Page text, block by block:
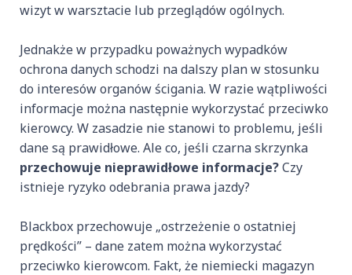
wizyt w warsztacie lub przeglądów ogólnych.
Jednakże w przypadku poważnych wypadków
ochrona danych schodzi na dalszy plan w stosunku
do interesów organów ścigania. W razie wątpliwości
informacje można następnie wykorzystać przeciwko
kierowcy. W zasadzie nie stanowi to problemu, jeśli
dane są prawidłowe. Ale co, jeśli czarna skrzynka
przechowuje nieprawidłowe informacje?Czy
istnieje ryzyko odebrania prawa jazdy?
Blackbox przechowuje „ostrzeżenie o ostatniej
prędkości” – dane zatem można wykorzystać
przeciwko kierowcom. Fakt, że niemiecki magazyn